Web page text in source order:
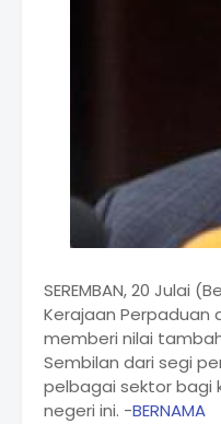
SEREMBAN, 20 Julai
Kerajaan Perpaduan
memberi nilai
Sembilan dari segi
pelbagai sektor bagi
negeri ini. -BERNAMA